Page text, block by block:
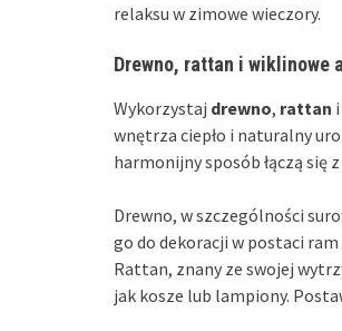
relaksu w zimowe wieczory.
Drewno, rattan i wiklinowe
Wykorzystaj drewno, rattan i
wnętrza ciepło i naturalny
harmonijny sposób łączą
Drewno, w szczególności
go do dekoracji w postaci
Rattan, znany ze swojej
jak kosze lub lampiony.